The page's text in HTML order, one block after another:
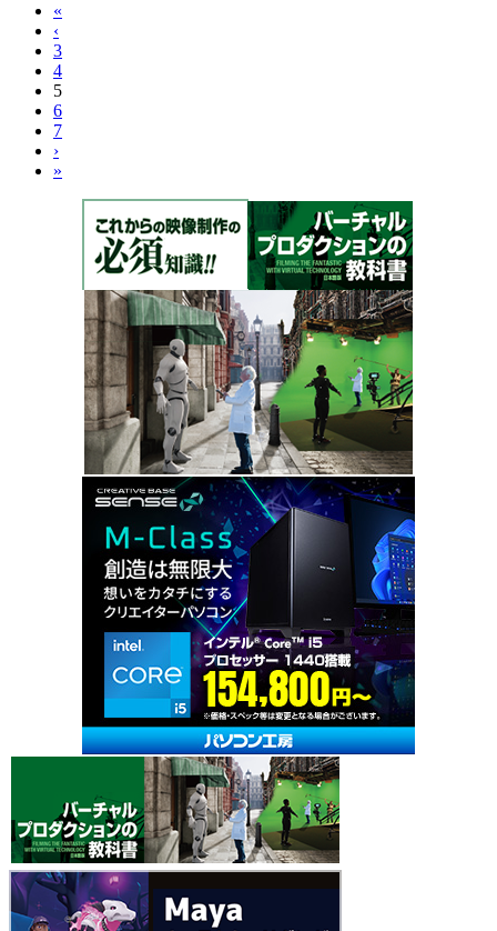
«
‹
3
4
5
6
7
›
»